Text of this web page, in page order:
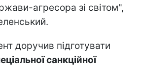
агресора зі світом",
доручив підготувати
санкційної